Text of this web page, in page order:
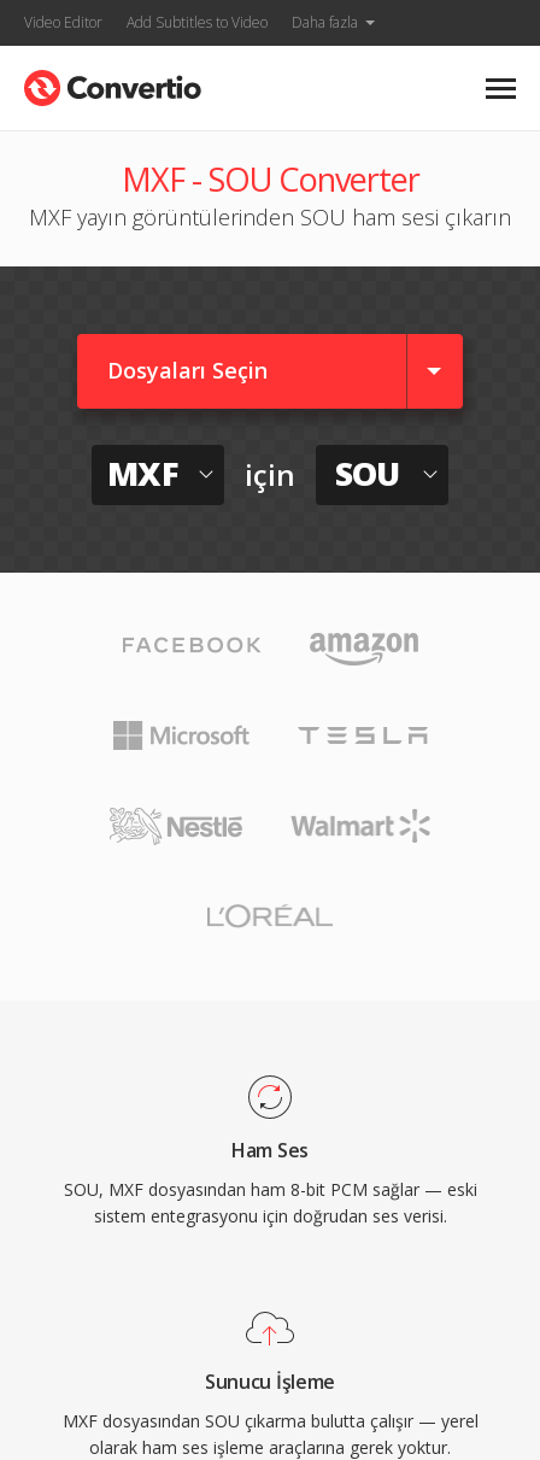
Video Editor Add Subtitles to Video Daha fazla
MXF - SOU Converter
MXF yayın görüntülerinden SOU ham sesi çıkarın
Dosyaları Seçin
MXF için SOU
Ham Ses
SOU, MXF dosyasından ham 8-bit PCM sağlar — eski
sistem entegrasyonu için doğrudan ses verisi.
Sunucu İşleme
MXF dosyasından SOU çıkarma bulutta çalışır — yerel
olarak ham ses işleme araçlarına gerek yoktur.